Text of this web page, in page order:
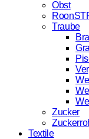
Obst
Traube
Zucker
Textile